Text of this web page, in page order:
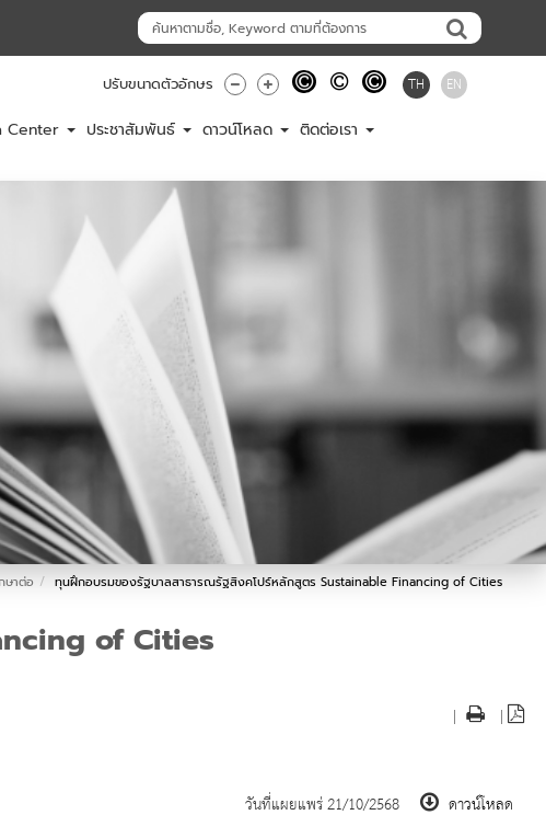
ปรับขนาดตัวอักษร TH EN
Center ประชาสัมพันธ์ ดาวน์โหลด ติดต่อเรา
าต่อ ทุนฝึกอบรมของรัฐบาลสาธารณรัฐสิงคโปร์หลักสูตร Sustainable Financing of Cities
of Cities
| |
วันที่แผยแพร่ 21/10/2568 ดาวน์โหลด